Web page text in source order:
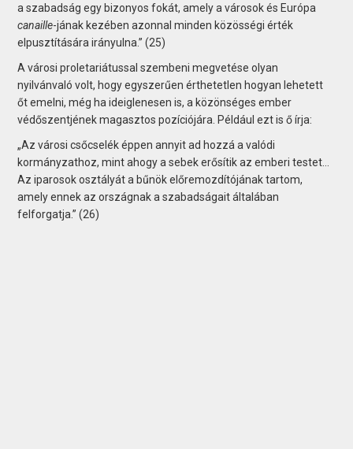
a szabadság egy bizonyos fokát, amely a városok és Európa
canaille-jának kezében azonnal minden közösségi érték
elpusztítására irányulna.” (25)
A városi proletariátussal szembeni megvetése olyan
nyilvánvaló volt, hogy egyszerűen érthetetlen hogyan lehetett
őt emelni, még ha ideiglenesen is, a közönséges ember
védőszentjének magasztos pozíciójára. Például ezt is ő írja:
„Az városi csőcselék éppen annyit ad hozzá a valódi
kormányzathoz, mint ahogy a sebek erősítik az emberi testet…
Az iparosok osztályát a bűnök előremozdítójának tartom,
amely ennek az országnak a szabadságait általában
felforgatja.” (26)